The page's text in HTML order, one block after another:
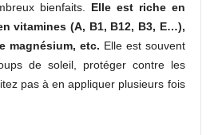
bienfaits. Elle est riche en
vitamines (A, B1, B12, B3, E…),
magnésium, etc. Elle est souvent
de soleil, protéger contre les
pas à en appliquer plusieurs fois